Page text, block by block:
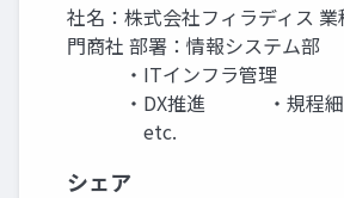
社名：株式会社フィラディス
門商社 部署：情報システ
・ITインフラ管理 ・
・DX推進 ・規程細則
etc.
シェア